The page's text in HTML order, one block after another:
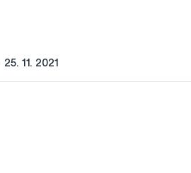
25. 11. 2021